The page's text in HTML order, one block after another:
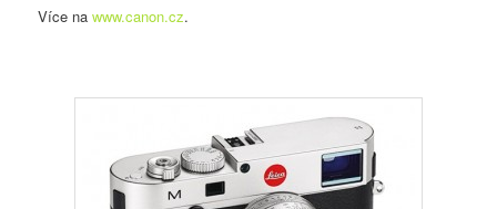
Více nawww.canon.cz.